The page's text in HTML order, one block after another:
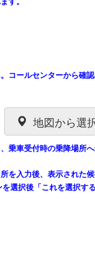
コールセンターから確
地図から選
乗車受付時の乗降場所
を入力後、表示された候
選択後「これを選択す